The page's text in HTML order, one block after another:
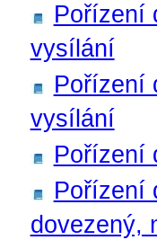
Pořízení
vysílání
Pořízení
vysílání
Pořízení
Pořízení
dovezený,